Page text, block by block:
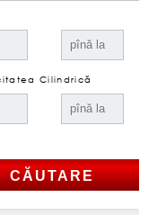
Cilindrică